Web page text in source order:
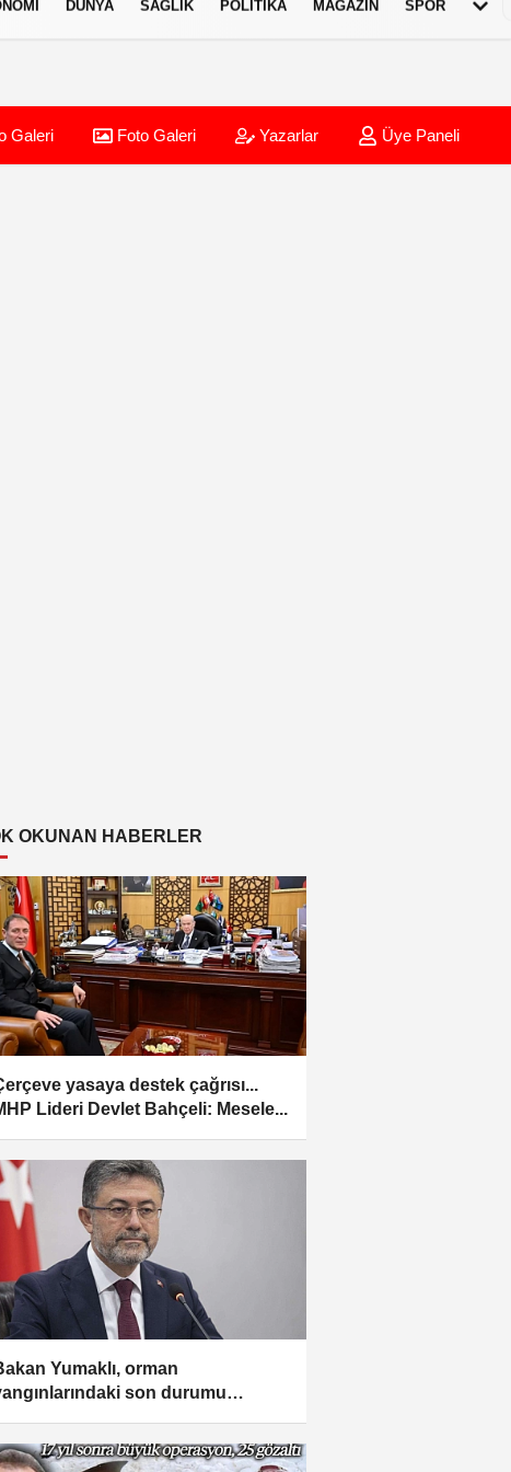
DÜNYA SAĞLIK POLITIKA MAGAZIN SPOR
Galeri Foto Galeri Yazarlar Üye Paneli
OKUNAN HABERLER
yasaya destek çağrısı...
Lideri Devlet Bahçeli: Mesele...
Yumaklı, orman
son durumu